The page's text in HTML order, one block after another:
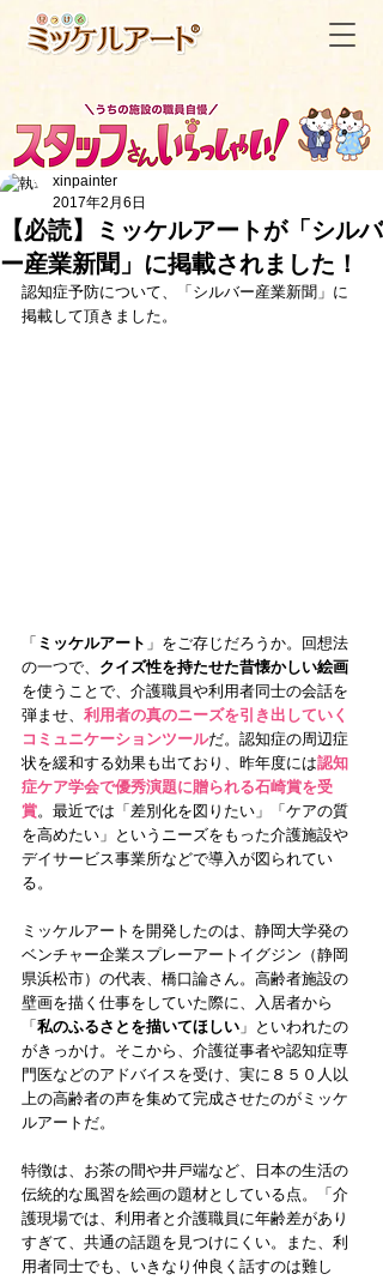
＜記事一覧へ戻る
【必読】ミッケルアートが「シルバ
ー産業新聞」に掲載されました！
xinpainter
2017年2月6日
認知症予防について、「シルバー産業新聞」に
掲載して頂きました。
「 ミッケルアート 」をご存じだろうか。回想法
の一つで、 クイズ性を持たせた昔懐かしい絵画
を使うことで、介護職員や利用者同士の会話を
弾ませ、 利用者の真のニーズを引き出していく
コミュニケーションツールだ。認知症の周辺症
状を緩和する効果も出ており、昨年度には認知
症ケア学会で優秀演題に贈られる石崎賞を受
賞。最近では「差別化を図りたい」「ケアの質
を高めたい」というニーズをもった介護施設や
デイサービス事業所などで導入が図られてい
る。
ミッケルアートを開発したのは、静岡大学発の
ベンチャー企業スプレーアートイグジン（静岡
県浜松市）の代表、橋口論さん。高齢者施設の
壁画を描く仕事をしていた際に、入居者から
「 私のふるさとを描いてほしい 」といわれたの
がきっかけ。そこから、介護従事者や認知症専
門医などのアドバイスを受け、実に８５０人以
上の高齢者の声を集めて完成させたのがミッケ
ルアートだ。
特徴は、お茶の間や井戸端など、日本の生活の
伝統的な風習を絵画の題材としている点。「介
護現場では、利用者と介護職員に年齢差があり
すぎて、共通の話題を見つけにくい。また、利
用者同士でも、いきなり仲良く話すのは難し